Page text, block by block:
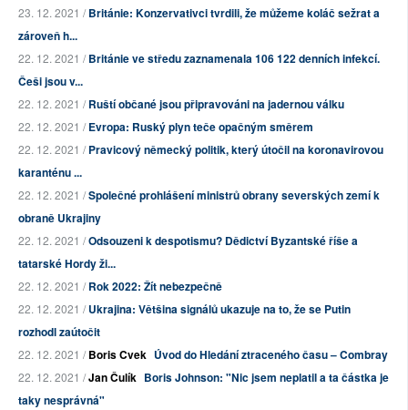
23. 12. 2021 /Británie: Konzervativci tvrdili, že můžeme koláč sežrat a
zároveň h...
22. 12. 2021 /Británie ve středu zaznamenala 106 122 denních infekcí.
Češi jsou v...
22. 12. 2021 /Ruští občané jsou připravováni na jadernou válku
22. 12. 2021 /Evropa: Ruský plyn teče opačným směrem
22. 12. 2021 /Pravicový německý politik, který útočil na koronavirovou
karanténu ...
22. 12. 2021 /Společné prohlášení ministrů obrany severských zemí k
obraně Ukrajiny
22. 12. 2021 /Odsouzeni k despotismu? Dědictví Byzantské říše a
tatarské Hordy ži...
22. 12. 2021 /Rok 2022: Žít nebezpečně
22. 12. 2021 /Ukrajina: Většina signálů ukazuje na to, že se Putin
rozhodl zaútočit
22. 12. 2021 /Boris Cvek Úvod do Hledání ztraceného času – Combray
22. 12. 2021 /Jan Čulík Boris Johnson: "Nic jsem neplatil a ta částka je
taky nesprávná"